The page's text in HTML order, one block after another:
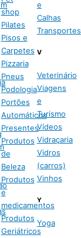
shop
Pilates
Pisos e
Carpetes
Pizzaria
Pneus
Podologia
Portões
Automáticos
Presentes
Produtos
de
Beleza
Produtos
e
medicamentos
Produtos
Geriátricos
e
Calhas
Transportes
V
Veterinário
Viagens
e
Turismo
Vídeos
Vidraçaria
Vidros
(carros)
Vinhos
Y
Yoga